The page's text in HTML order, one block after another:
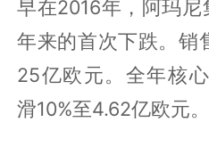
早在2016年，阿玛
年来的首次下跌。销
25亿欧元。全年核
滑10%至4.62亿欧元。